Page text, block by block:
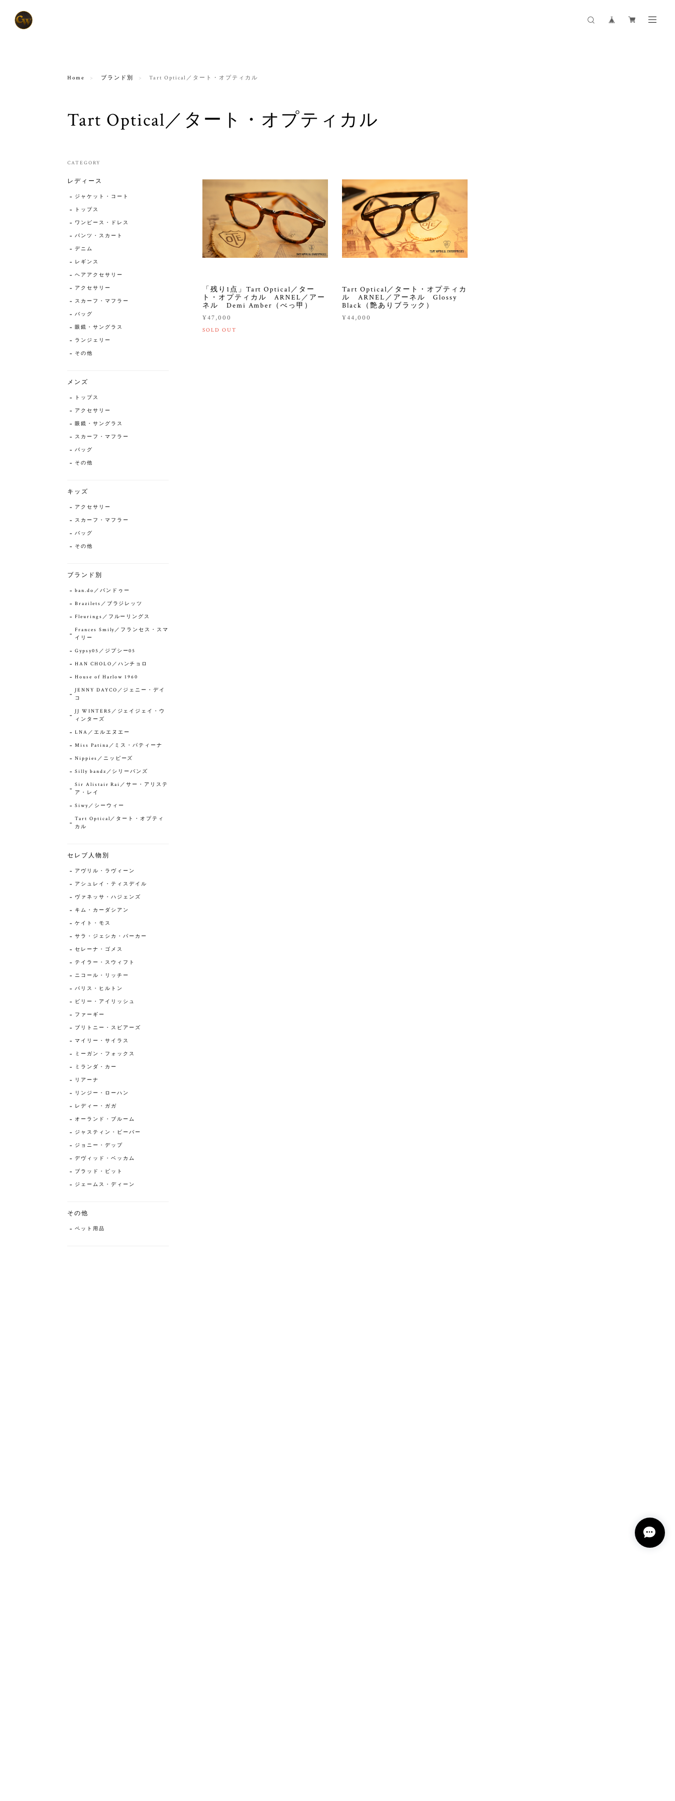
Home ブランド別 Tart Optical／タート・オプティカル
Tart Optical／タート・オプティカル
「残り1点」Tart Optical／ター
ト・オプティカル ARNEL／アー
ネル Demi Amber（べっ甲）
¥47,000
SOLD OUT
Tart Optical／タート・オプティカ
ル ARNEL／アーネル Glossy
Black（艶ありブラック）
¥44,000
CATEGORY
レディース
ジャケット・コート
トップス
ワンピース・ドレス
パンツ・スカート
デニム
レギンス
ヘアアクセサリー
アクセサリー
スカーフ・マフラー
バッグ
眼鏡・サングラス
ランジェリー
その他
メンズ
トップス
アクセサリー
眼鏡・サングラス
スカーフ・マフラー
バッグ
その他
キッズ
アクセサリー
スカーフ・マフラー
バッグ
その他
ブランド別
ban.do／バンドゥー
Brazilets／ブラジレッツ
Fleurings／フルーリングス
Frances Smily／フランセス・スマ
イリー
Gypsy05／ジプシー05
HAN CHOLO／ハンチョロ
House of Harlow 1960
JENNY DAYCO／ジェニー・デイ
コ
JJ WINTERS／ジェイジェイ・ウ
ィンターズ
LNA／エルエヌエー
Miss Patina／ミス・パティーナ
Nippies／ニッピーズ
Silly bandz／シリーバンズ
Sir Alistair Rai／サー・アリステ
ア・レイ
Siwy／シーウィー
Tart Optical／タート・オプティ
カル
セレブ人物別
アヴリル・ラヴィーン
アシュレイ・ティスデイル
ヴァネッサ・ハジェンズ
キム・カーダシアン
ケイト・モス
サラ・ジェシカ・パーカー
セレーナ・ゴメス
テイラー・スウィフト
ニコール・リッチー
パリス・ヒルトン
ビリー・アイリッシュ
ファーギー
ブリトニー・スピアーズ
マイリー・サイラス
ミーガン・フォックス
ミランダ・カー
リアーナ
リンジー・ローハン
レディー・ガガ
オーランド・ブルーム
ジャスティン・ビーバー
ジョニー・デップ
デヴィッド・ベッカム
ブラッド・ピット
ジェームス・ディーン
その他
ペット用品